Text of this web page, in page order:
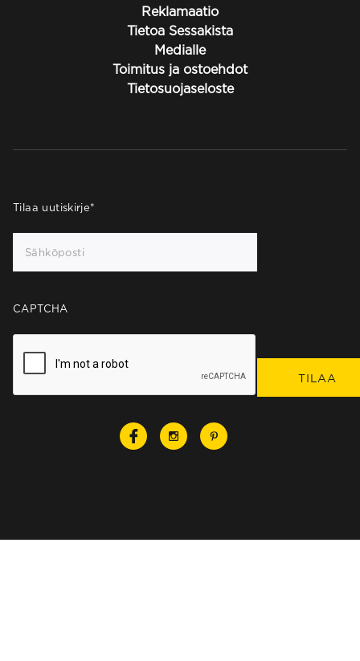
Reklamaatio
Tietoa Sessakista
Medialle
Toimitus ja ostoehdot
Tietosuojaseloste
Tilaa uutiskirje*
CAPTCHA